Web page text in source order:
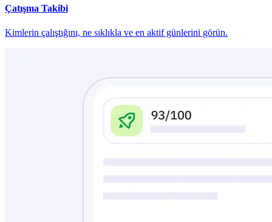
Çatışma Takibi
Kimlerin çalıştığını, ne sıklıkla ve en aktif günlerini görün.